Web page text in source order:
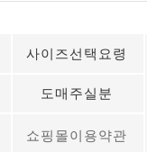
사이즈선택요령
도매주실분
쇼핑몰이용약관